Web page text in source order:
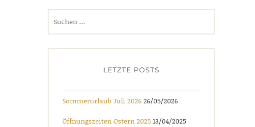
LETZTE POSTS
Sommerurlaub Juli 202626/05/2026
Öffnungszeiten Ostern 202513/04/2025